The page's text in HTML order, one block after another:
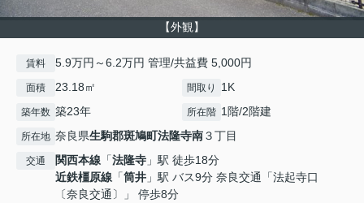
【外観】
賃料 5.9万円～6.2万円 管理/共益費 5,000円
面積 23.18㎡ 間取り 1K
築年数 築23年 所在階 1階/2階建
所在地 奈良県生駒郡斑鳩町法隆寺南３丁目
交通 関西本線 「法隆寺 」駅 徒歩18分
近鉄橿原線 「筒井 」駅 バス9分 奈良交通「法起寺口
〔奈良交通〕」 停歩8分